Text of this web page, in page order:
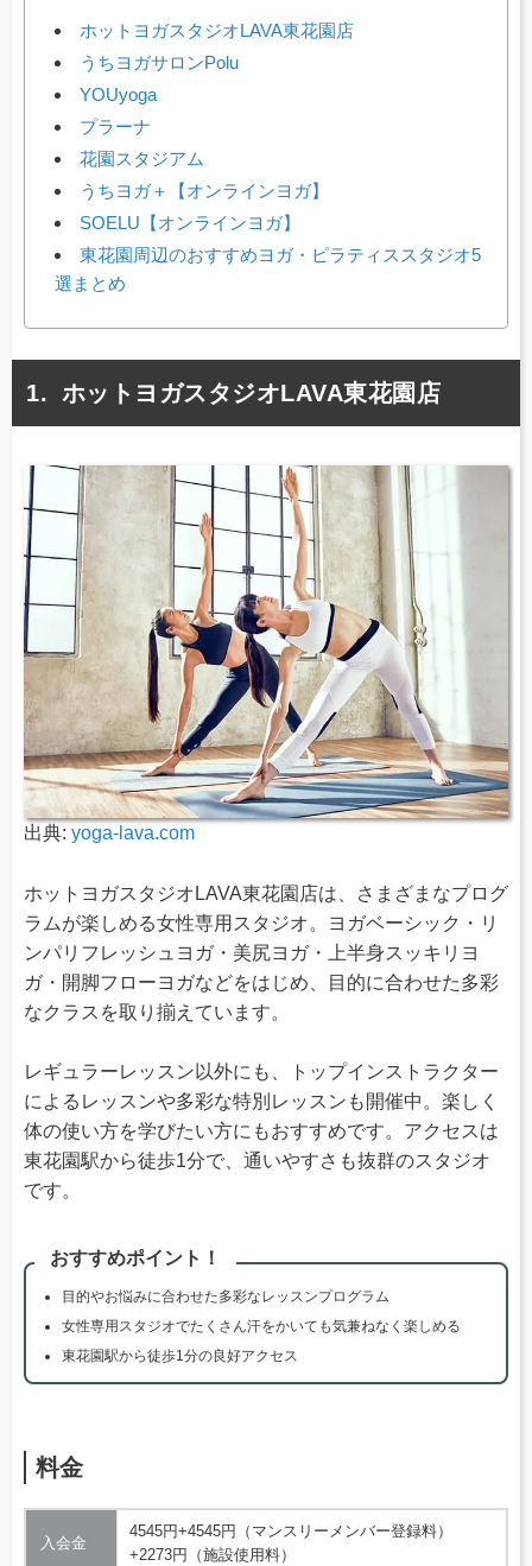
ホットヨガスタジオLAVA東花園店
うちヨガサロンPolu
YOUyoga
プラーナ
花園スタジアム
うちヨガ＋【オンラインヨガ】
SOELU【オンラインヨガ】
東花園周辺のおすすめヨガ・ピラティススタジオ5
選まとめ
ホットヨガスタジオLAVA東花園店
出典: yoga-lava.com
ホットヨガスタジオLAVA東花園店は、さまざまなプログ
ラムが楽しめる女性専用スタジオ。ヨガベーシック・リ
ンパリフレッシュヨガ・美尻ヨガ・上半身スッキリヨ
ガ・開脚フローヨガなどをはじめ、目的に合わせた多彩
なクラスを取り揃えています。
レギュラーレッスン以外にも、トップインストラクター
によるレッスンや多彩な特別レッスンも開催中。楽しく
体の使い方を学びたい方にもおすすめです。アクセスは
東花園駅から徒歩1分で、通いやすさも抜群のスタジオ
です。
おすすめポイント！
目的やお悩みに合わせた多彩なレッスンプログラム
女性専用スタジオでたくさん汗をかいても気兼ねなく楽しめる
東花園駅から徒歩1分の良好アクセス
料金
入会金
4545円+4545円（マンスリーメンバー登録料）
+2273円（施設使用料）